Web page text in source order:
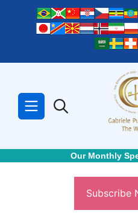
Our Monthly
Subscribe